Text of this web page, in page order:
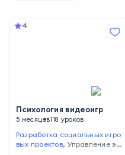
4
Психология видеоигр
5 месяцев118 уроков
Разработка социальных игро
вых проектов, Управление эм